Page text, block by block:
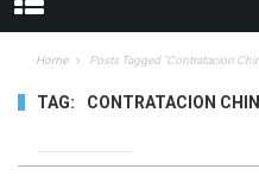
Home Posts Tagged "contratacion
TAG: CONTRATACION